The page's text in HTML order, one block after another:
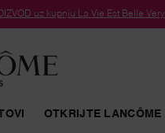
uz kupnju La Vie Est Belle
OTKRIJTE LANCÔME